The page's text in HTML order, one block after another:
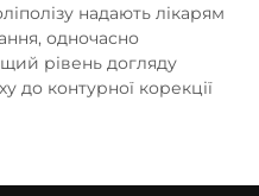
надають лікарям
одночасно
рівень догляду
до контурної корекції